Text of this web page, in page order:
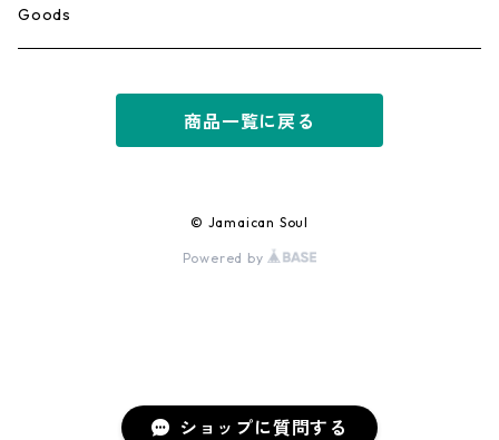
ショップに質問する
Ska
Early Dancehall
Goods
商品一覧に戻る
© Jamaican Soul
Powered by